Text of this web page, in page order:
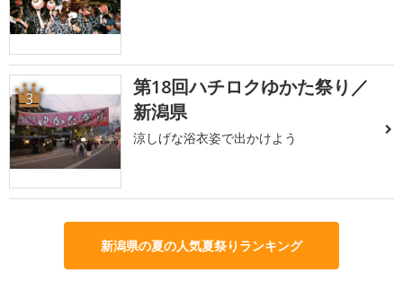
3
第18回ハチロクゆかた祭り／
新潟県
涼しげな浴衣姿で出かけよう
新潟県の夏の人気夏祭りランキング